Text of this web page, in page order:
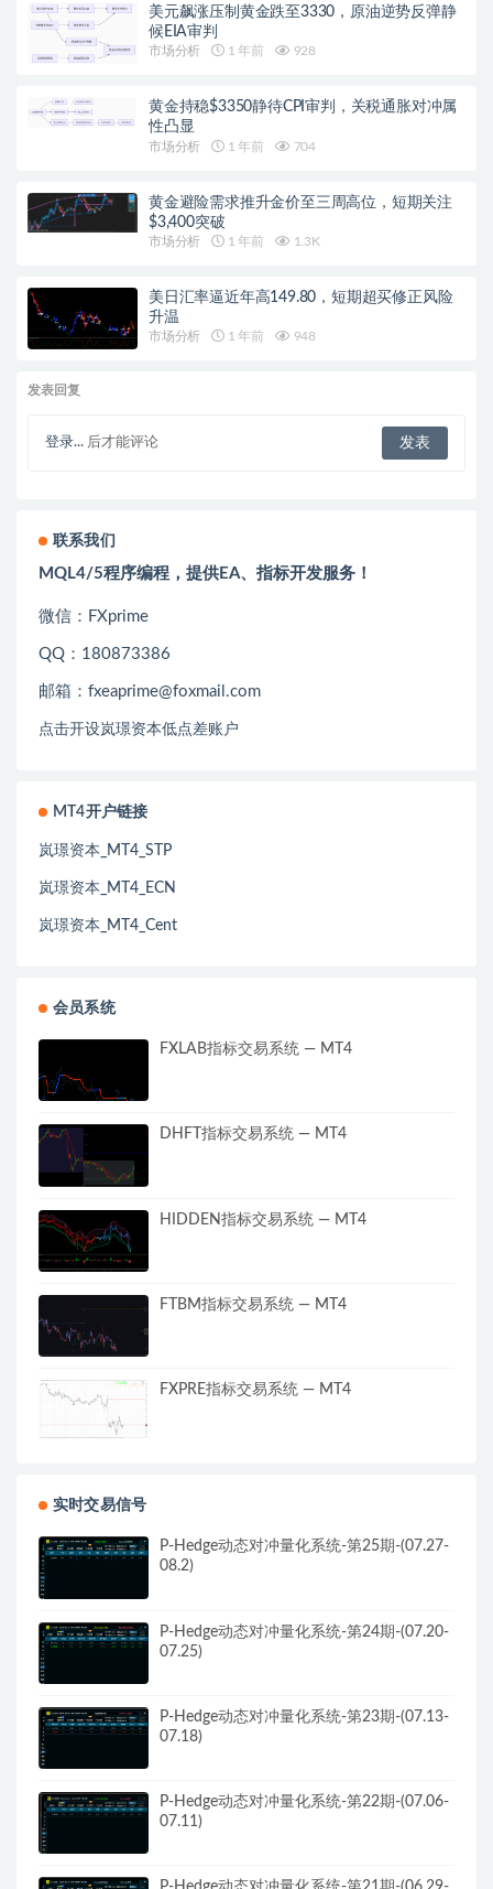
美元飙涨压制黄金跌至3330，原油逆势反弹静
候EIA审判
市场分析 1 年前 928
黄金持稳$3350静待CPI审判，关税通胀对冲属
性凸显
市场分析 1 年前 704
黄金避险需求推升金价至三周高位，短期关注
$3,400突破
市场分析 1 年前 1.3K
美日汇率逼近年高149.80，短期超买修正风险
升温
市场分析 1 年前 948
发表回复
登录... 后才能评论
联系我们
MQL4/5程序编程，提供EA、指标开发服务！
微信：FXprime
QQ：180873386
邮箱：fxeaprime@foxmail.com
点击开设岚璟资本低点差账户
MT4开户链接
岚璟资本_MT4_STP
岚璟资本_MT4_ECN
岚璟资本_MT4_Cent
会员系统
FXLAB指标交易系统 — MT4
DHFT指标交易系统 — MT4
HIDDEN指标交易系统 — MT4
FTBM指标交易系统 — MT4
FXPRE指标交易系统 — MT4
实时交易信号
P-Hedge动态对冲量化系统-第25期-(07.27-
08.2)
P-Hedge动态对冲量化系统-第24期-(07.20-
07.25)
P-Hedge动态对冲量化系统-第23期-(07.13-
07.18)
P-Hedge动态对冲量化系统-第22期-(07.06-
07.11)